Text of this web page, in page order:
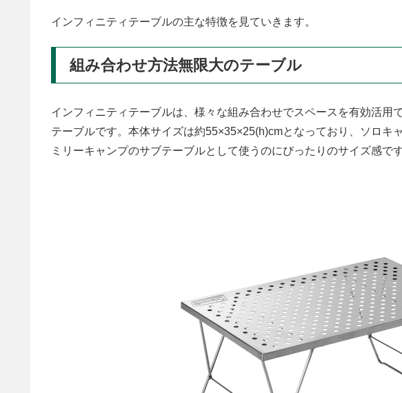
インフィニティテーブルの主な特徴を見ていきます。
組み合わせ方法無限大のテーブル
インフィニティテーブルは、様々な組み合わせでスペースを有効活用
テーブルです。本体サイズは約55×35×25(h)cmとなっており、ソロキ
ミリーキャンプのサブテーブルとして使うのにぴったりのサイズ感です